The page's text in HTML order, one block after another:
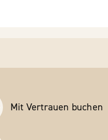
Mit Vertrauen buchen